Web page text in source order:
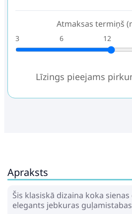
Atmaksas termiņš
3 6 12
Līzings pieejams
Apraksts
Šis klasiskā dizaina koka
elegants jebkuras